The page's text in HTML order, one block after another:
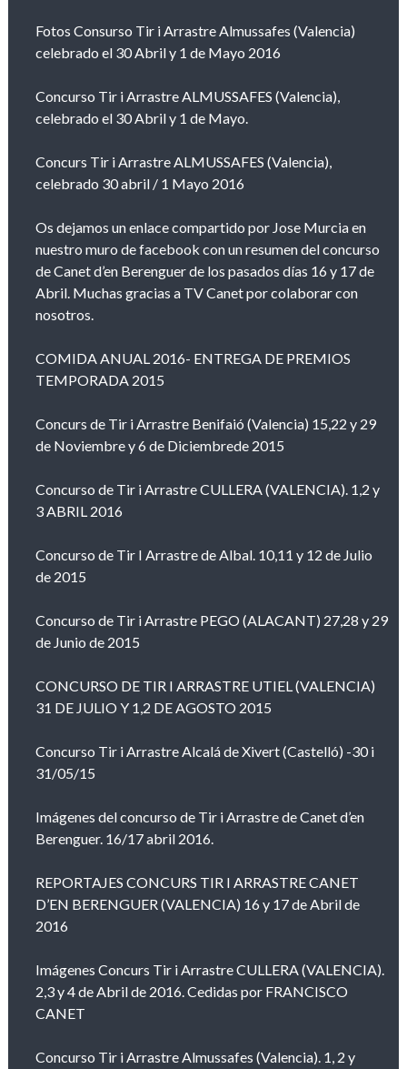
Fotos Consurso Tir i Arrastre Almussafes (Valencia)
celebrado el 30 Abril y 1 de Mayo 2016
Concurso Tir i Arrastre ALMUSSAFES (Valencia),
celebrado el 30 Abril y 1 de Mayo.
Concurs Tir i Arrastre ALMUSSAFES (Valencia),
celebrado 30 abril / 1 Mayo 2016
Os dejamos un enlace compartido por Jose Murcia en
nuestro muro de facebook con un resumen del concurso
de Canet d’en Berenguer de los pasados días 16 y 17 de
Abril. Muchas gracias a TV Canet por colaborar con
nosotros.
COMIDA ANUAL 2016- ENTREGA DE PREMIOS
TEMPORADA 2015
Concurs de Tir i Arrastre Benifaió (Valencia) 15,22 y 29
de Noviembre y 6 de Diciembrede 2015
Concurso de Tir i Arrastre CULLERA (VALENCIA). 1,2 y
3 ABRIL 2016
Concurso de Tir I Arrastre de Albal. 10,11 y 12 de Julio
de 2015
Concurso de Tir i Arrastre PEGO (ALACANT) 27,28 y 29
de Junio de 2015
CONCURSO DE TIR I ARRASTRE UTIEL (VALENCIA)
31 DE JULIO Y 1,2 DE AGOSTO 2015
Concurso Tir i Arrastre Alcalá de Xivert (Castelló) -30 i
31/05/15
Imágenes del concurso de Tir i Arrastre de Canet d’en
Berenguer. 16/17 abril 2016.
REPORTAJES CONCURS TIR I ARRASTRE CANET
D’EN BERENGUER (VALENCIA) 16 y 17 de Abril de
2016
Imágenes Concurs Tir i Arrastre CULLERA (VALENCIA).
2,3 y 4 de Abril de 2016. Cedidas por FRANCISCO
CANET
Concurso Tir i Arrastre Almussafes (Valencia). 1, 2 y